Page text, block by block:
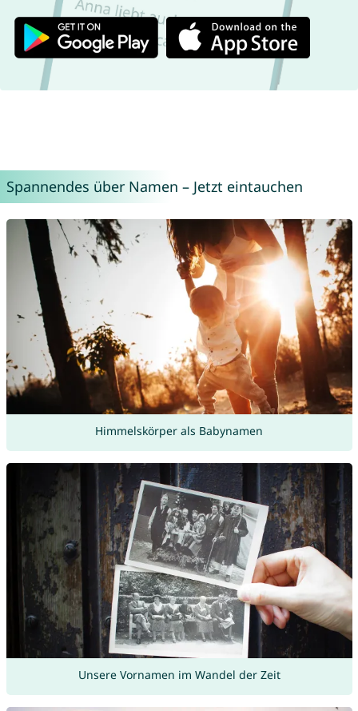
Spannendes über Namen – Jetzt eintauchen
Himmelskörper als Babynamen
Unsere Vornamen im Wandel der Zeit